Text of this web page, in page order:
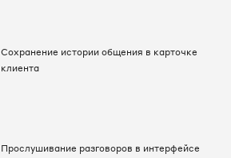
Сохранение истории общения в карточке
клиента
Прослушивание разговоров в интерфейсе